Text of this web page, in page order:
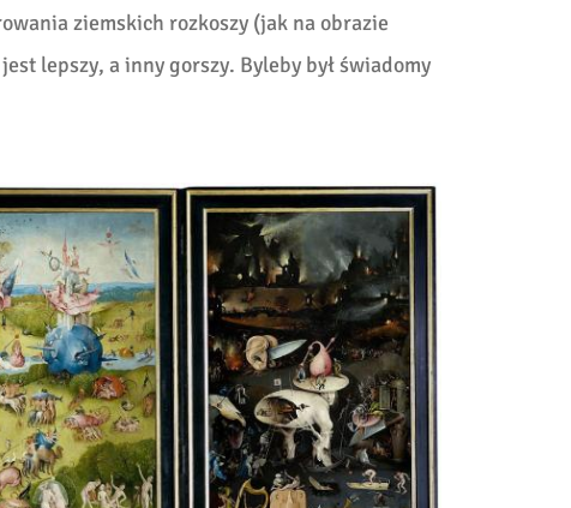
ziemskich rozkoszy (jak na obrazie
lepszy, a inny gorszy. Byleby był świadomy